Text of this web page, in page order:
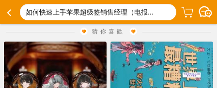
如何快速上手苹果超级签销售经理（电报Qianmingipa8）.kes
猜你喜歡